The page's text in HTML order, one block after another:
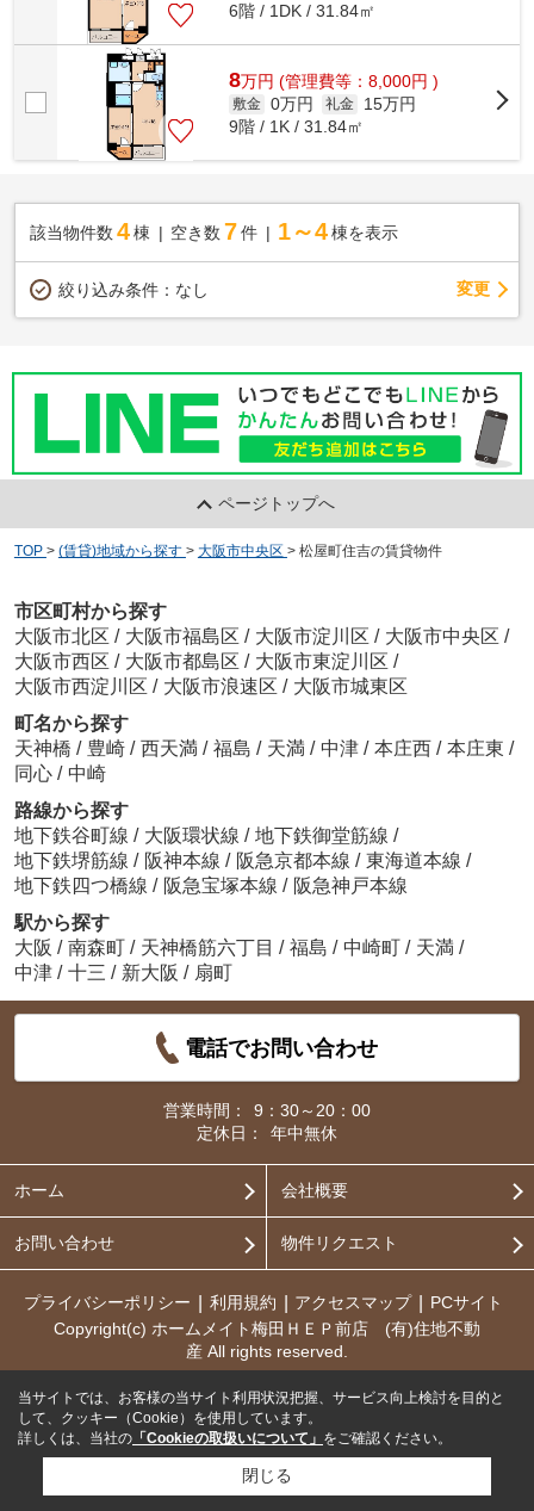
6階 / 1DK / 31.84㎡
8万円 (管理費等：8,000円 )
敷金 0万円 礼金
15万円
9階 / 1K / 31.84㎡
該当物件数 4棟 空き数 7 件 1～4 棟を表示
絞り込み条件： なし 変更
ページトップへ
TOP > (賃貸)地域から探す > 大阪市中央区 > 松屋町住吉の賃貸物件
市区町村から探す
大阪市北区 / 大阪市福島区 / 大阪市淀川区 / 大阪市中央区 /
大阪市西区 / 大阪市都島区 / 大阪市東淀川区 /
大阪市西淀川区 / 大阪市浪速区 / 大阪市城東区
町名から探す
天神橋 / 豊崎 / 西天満 / 福島 / 天満 / 中津 / 本庄西 / 本庄東 /
同心 / 中崎
路線から探す
地下鉄谷町線 / 大阪環状線 / 地下鉄御堂筋線 /
地下鉄堺筋線 / 阪神本線 / 阪急京都本線 / 東海道本線 /
地下鉄四つ橋線 / 阪急宝塚本線 / 阪急神戸本線
駅から探す
大阪 / 南森町 / 天神橋筋六丁目 / 福島 / 中崎町 / 天満 /
中津 / 十三 / 新大阪 / 扇町
電話でお問い合わせ
営業時間：
9：30～20：00
定休日：
年中無休
ホーム 会社概要
お問い合わせ 物件リクエスト
プライバシーポリシー 利用規約 アクセスマップ
PCサイト
Copyright(c) ホームメイト梅田ＨＥＰ前店 (有)住地不動
産 All rights reserved.
当サイトでは、お客様の当サイト利用状況把握、サービス向上検討を目的と
して、クッキー（Cookie）を使用しています。
詳しくは、当社の 「Cookieの取扱いについて」 をご確認ください。
閉じる